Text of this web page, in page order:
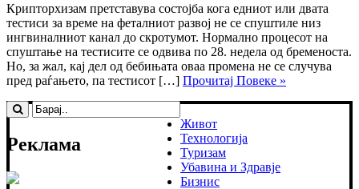
Крипторхизам претставува состојба кога едниот или двата
тестиси за време на фeталниот развој не се спуштиле низ
ингвиналниот канал до скротумот. Нормално процесот на
спуштање на тестисите се одвива по 28. недела од бременоста.
Но, за жал, кај дел од бебињата оваа промена не се случува
пред раѓањето, па тестисот […] Прочитај Повеке »
Реклама
Живот
Технологија
Туризам
Убавина и Здравје
Бизнис